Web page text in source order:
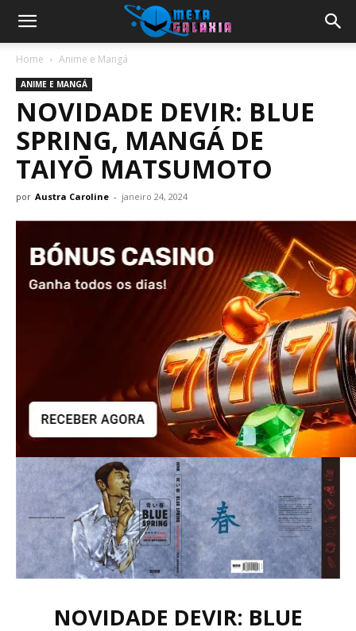
Home Anime e Mangá
ANIME E MANGÁ
NOVIDADE DEVIR: BLUE
SPRING, MANGÁ DE
TAIYŌ MATSUMOTO
por Austra Caroline - janeiro 24, 2024
NOVIDADE DEVIR: BLUE